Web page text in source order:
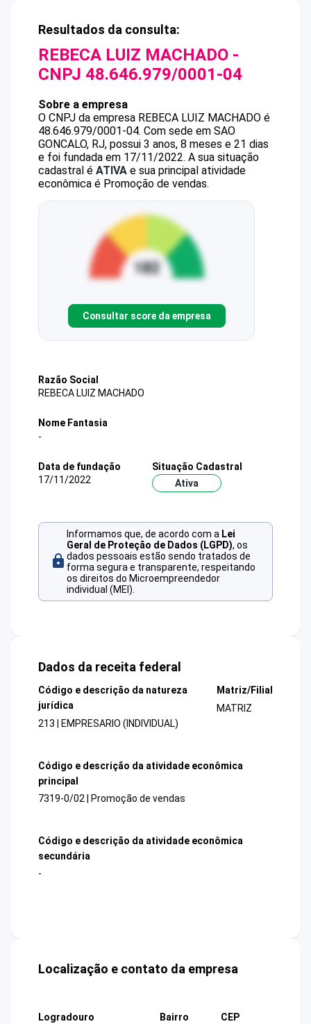
Resultados da consulta:
REBECA LUIZ MACHADO -
CNPJ 48.646.979/0001-04
Sobre a empresa
O CNPJ da empresa REBECA LUIZ MACHADO é
48.646.979/0001-04. Com sede em SAO
GONCALO, RJ, possui 3 anos, 8 meses e 21 dias
e foi fundada em 17/11/2022. A sua situação
cadastral é ATIVA e sua principal atividade
econômica é Promoção de vendas.
Consultar score da empresa
Razão Social
REBECA LUIZ MACHADO
Nome Fantasia
-
Data de fundação
17/11/2022
Situação Cadastral
Ativa
Informamos que, de acordo com a Lei
Geral de Proteção de Dados (LGPD), os
dados pessoais estão sendo tratados de
forma segura e transparente, respeitando
os direitos do Microempreendedor
individual (MEI).
Dados da receita federal
Código e descrição da natureza
jurídica
213 | EMPRESARIO (INDIVIDUAL)
Matriz/Filial
MATRIZ
Código e descrição da atividade econômica
principal
7319-0/02 | Promoção de vendas
Código e descrição da atividade econômica
secundária
-
Localização e contato da empresa
Logradouro
Bairro
CEP